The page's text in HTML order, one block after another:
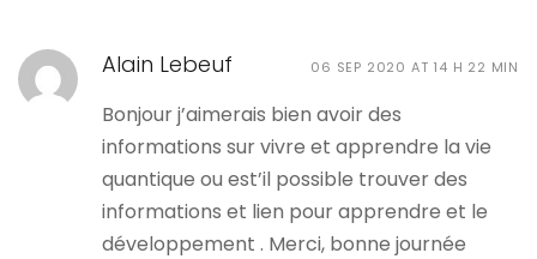
Alain Lebeuf 06 SEP 2020 AT 14 H 22 MIN
Bonjour j’aimerais bien avoir des
informations sur vivre et apprendre la vie
quantique ou est’il possible trouver des
informations et lien pour apprendre et le
développement . Merci, bonne journée